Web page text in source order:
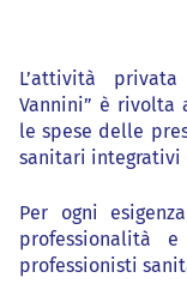
L’attività privata
Vannini” è rivolta
le spese delle
sanitari integrativi
Per ogni
professionalità
professionisti